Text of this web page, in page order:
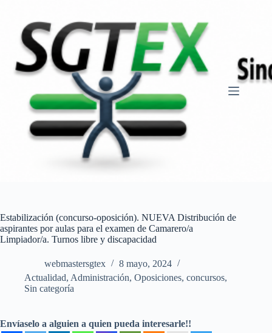
contenido
Estabilización (concurso-oposición). NUEVA Distribución de
aspirantes por aulas para el examen de Camarero/a
Limpiador/a. Turnos libre y discapacidad
webmastersgtex
8 mayo, 2024
Actualidad, Administración, Oposiciones, concursos,
Sin categoría
Envíaselo a alguien a quien pueda interesarle!!